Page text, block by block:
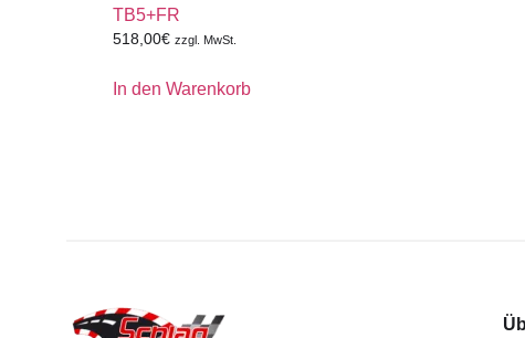
TB5+FR
518,00€ zzgl. MwSt.
In den Warenkorb